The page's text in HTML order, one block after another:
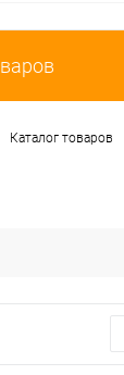
Каталог товаров